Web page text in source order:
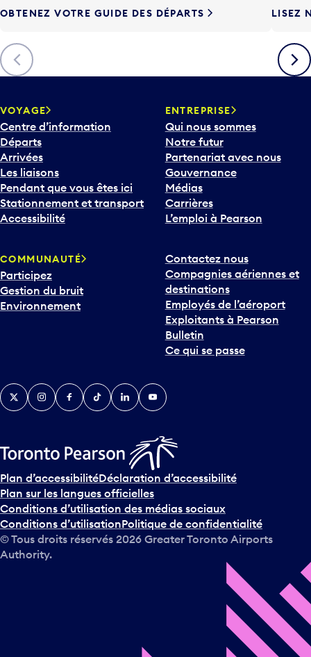
F
è
c
h
v
e
r
s
l
e
b
a
o
u
r
i
v
e
n
s
u
r
l
e
c
a
Précédent
OBTENEZ VOTRE GUIDE DES DÉPARTS LISEZ
VOYAGE
Centre d’information
Départs
Arrivées
Les liaisons
Pendant que vous êtes ici
Stationnement et transport
Accessibilité
ENTREPRISE
Qui nous sommes
Notre futur
Partenariat avec nous
Gouvernance
Médias
Carrières
L’emploi à Pearson
COMMUNAUTÉ
Participez
Gestion du bruit
Environnement
Contactez nous
Compagnies aériennes et
destinations
Employés de l’aéroport
Exploitants à Pearson
Bulletin
Ce qui se passe
TwitterInstagramFacebook
TikTokLinkedInYouTube
Plan d’accessibilitéDéclaration d’accessibilité
Plan sur les langues officielles
Conditions d’utilisation des médias sociaux
Conditions d’utilisationPolitique de confidentialité
© Tous droits réservés 2026 Greater Toronto Airports
Authority.